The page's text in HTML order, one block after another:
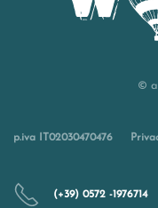
©
p.iva IT02030470476
(+39) 0572 -1976714